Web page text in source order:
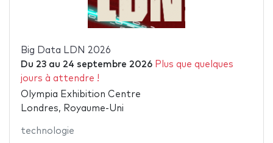
Big Data LDN 2026
Du 23au 24 septembre 2026 Plus que quelques
jours à attendre !
Olympia Exhibition Centre
Londres, Royaume-Uni
technologie